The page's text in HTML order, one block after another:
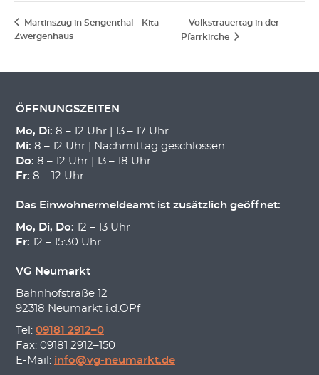
Martinszug in Sengenthal – Kita
Zwergenhaus
Volkstrauertag in der
Pfarrkirche
ÖFFNUNGSZEITEN
Mo, Di: 8 – 12 Uhr | 13 – 17 Uhr
Mi: 8 – 12 Uhr | Nachmittag geschlossen
Do: 8 – 12 Uhr | 13 – 18 Uhr
Fr: 8 – 12 Uhr
Das Einwohnermeldeamt ist zusätzlich geöffnet:
Mo, Di, Do: 12 – 13 Uhr
Fr: 12 – 15:30 Uhr
VG Neumarkt
Bahnhofstraße 12
92318 Neumarkt i.d.OPf
Tel: 09181 2912–0
Fax: 09181 2912–150
E-Mail: info@vg-neumarkt.de